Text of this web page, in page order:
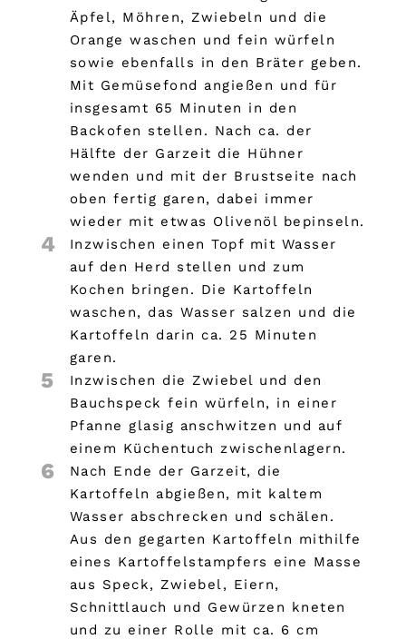
Äpfel, Möhren, Zwiebeln und die
Orange waschen und fein würfeln
sowie ebenfalls in den Bräter geben.
Mit Gemüsefond angießen und für
insgesamt 65 Minuten in den
Backofen stellen. Nach ca. der
Hälfte der Garzeit die Hühner
wenden und mit der Brustseite nach
oben fertig garen, dabei immer
wieder mit etwas Olivenöl bepinseln.
4
Inzwischen einen Topf mit Wasser
auf den Herd stellen und zum
Kochen bringen. Die Kartoffeln
waschen, das Wasser salzen und die
Kartoffeln darin ca. 25 Minuten
garen.
5
Inzwischen die Zwiebel und den
Bauchspeck fein würfeln, in einer
Pfanne glasig anschwitzen und auf
einem Küchentuch zwischenlagern.
6
Nach Ende der Garzeit, die
Kartoffeln abgießen, mit kaltem
Wasser abschrecken und schälen.
Aus den gegarten Kartoffeln mithilfe
eines Kartoffelstampfers eine Masse
aus Speck, Zwiebel, Eiern,
Schnittlauch und Gewürzen kneten
und zu einer Rolle mit ca. 6 cm